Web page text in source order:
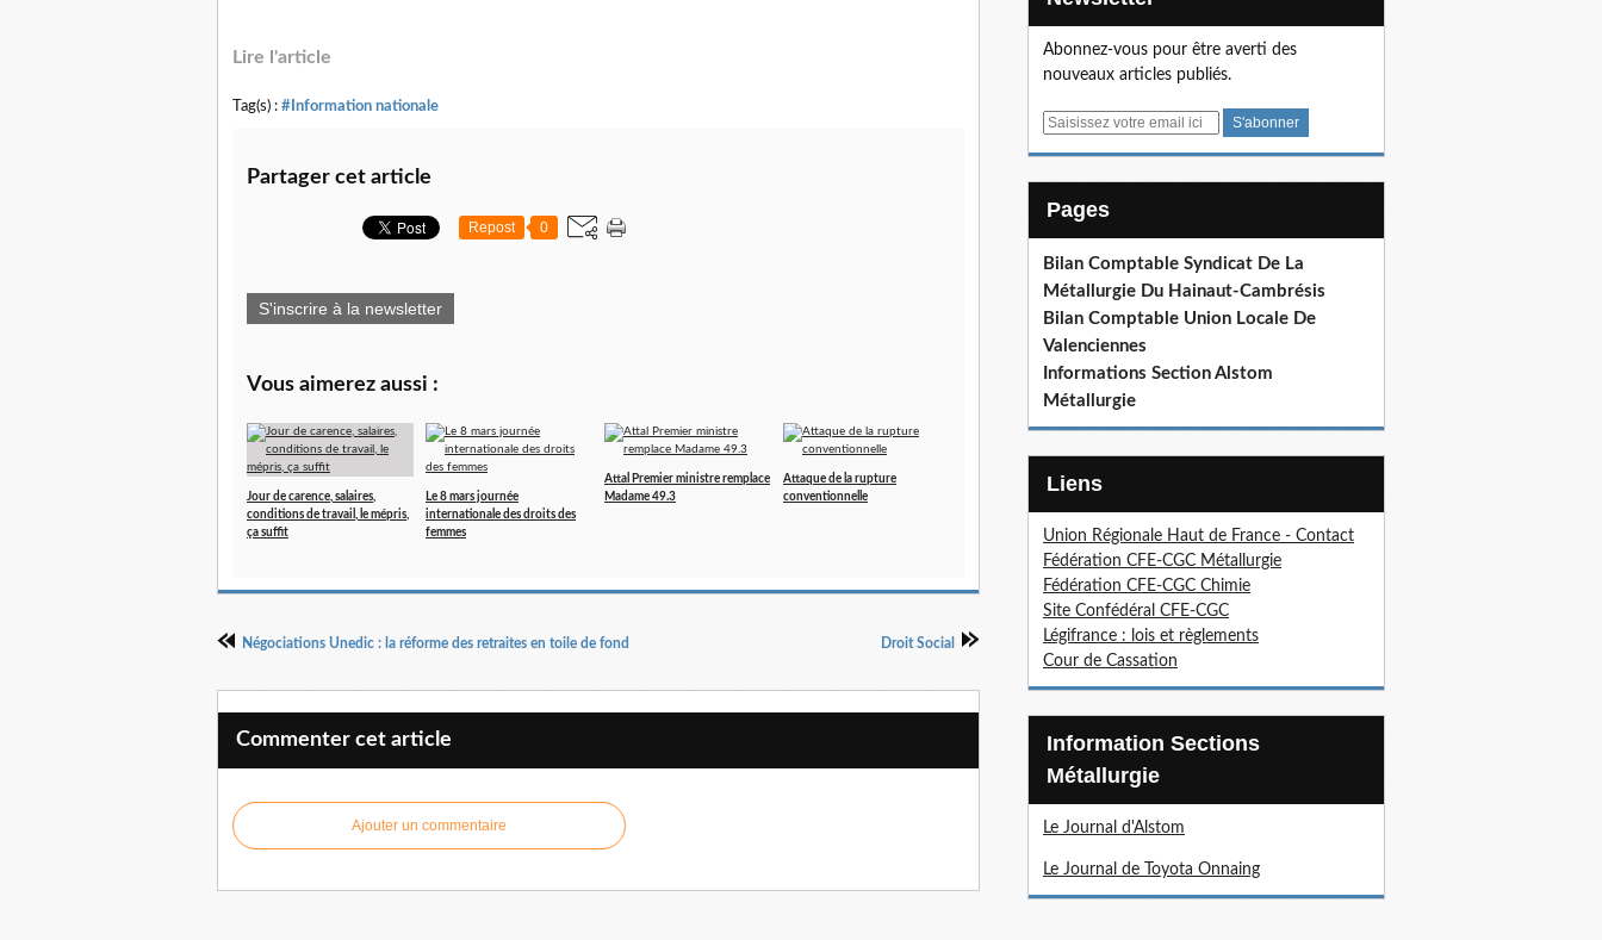
Lire l'article
Tag(s) : #Information nationale
Partager cet article
Repost 0
S'inscrire à la newsletter
Vous aimerez aussi :
Jour de carence, salaires,
conditions de travail, le mépris,
ça suffit
Le 8 mars journée
internationale des droits des
femmes
Attal Premier ministre remplace
Madame 49.3
Attaque de la rupture
conventionnelle
Négociations Unedic : la réforme des retraites en toile de fond Droit Social
Commenter cet article
Ajouter un commentaire
Abonnez-vous pour être averti des
nouveaux articles publiés.
E
Pages
Bilan Comptable Syndicat De La
Métallurgie Du Hainaut-Cambrésis
Bilan Comptable Union Locale De
Valenciennes
Informations Section Alstom
Métallurgie
Liens
Union Régionale Haut de France - Contact
Fédération CFE-CGC Métallurgie
Fédération CFE-CGC Chimie
Site Confédéral CFE-CGC
Légifrance : lois et règlements
Cour de Cassation
Information Sections
Métallurgie
Le Journal d'Alstom
Le Journal de Toyota Onnaing